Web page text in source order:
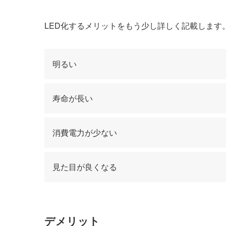
LED化するメリットをもう少し詳しく記載します
明るい
寿命が長い
消費電力が少ない
見た目が良くなる
デメリット